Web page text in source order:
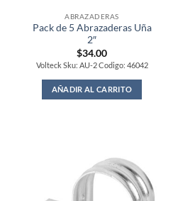
ABRAZADERAS
Pack de 5 Abrazaderas Uña
2″
$34.00
Volteck Sku: AU-2 Codigo: 46042
AÑADIR AL CARRITO